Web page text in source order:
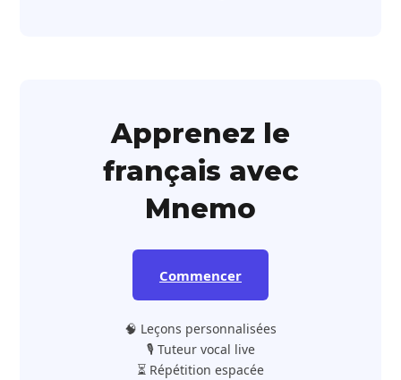
Apprenez le
français avec
Mnemo
Commencer
🧠 Leçons personnalisées
🎙️ Tuteur vocal live
⏳ Répétition espacée